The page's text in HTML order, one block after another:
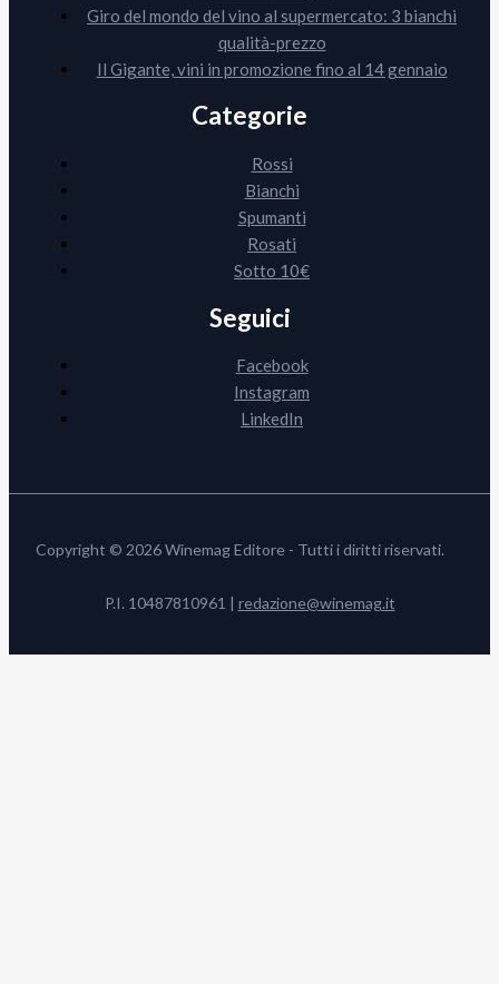
Giro del mondo del vino al supermercato: 3 bianchi
qualità-prezzo
Il Gigante, vini in promozione fino al 14 gennaio
Categorie
Rossi
Bianchi
Spumanti
Rosati
Sotto 10€
Seguici
Facebook
Instagram
LinkedIn
Copyright © 2026 Winemag Editore - Tutti i diritti riservati.
P.I. 10487810961 | redazione@winemag.it